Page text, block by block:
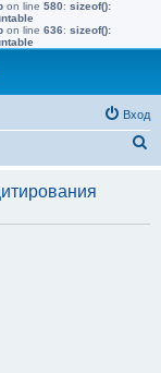
on line 580: sizeof():
on line 636: sizeof():
Вход
с